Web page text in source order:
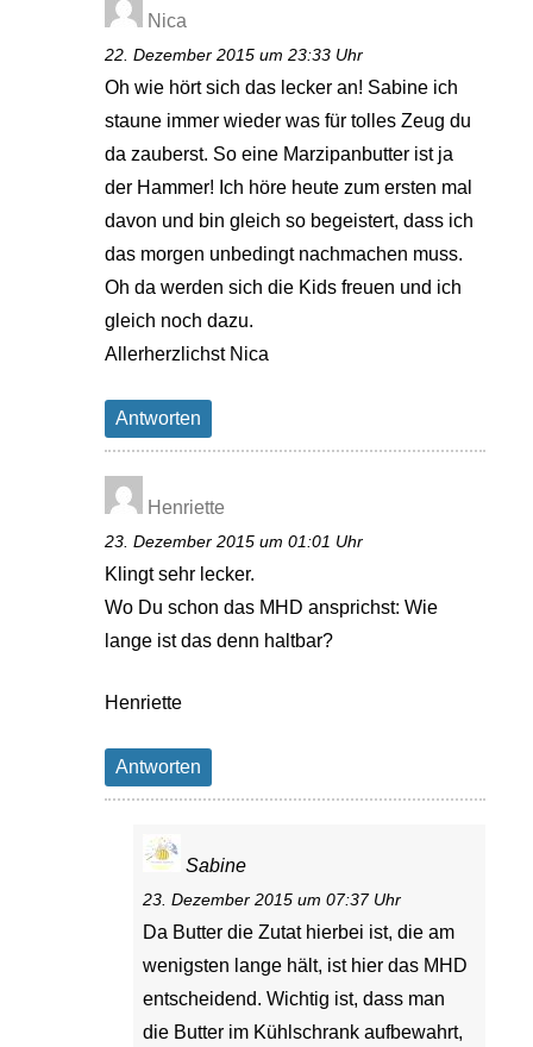
Nica
22. Dezember 2015 um 23:33 Uhr
Oh wie hört sich das lecker an! Sabine ich
staune immer wieder was für tolles Zeug du
da zauberst. So eine Marzipanbutter ist ja
der Hammer! Ich höre heute zum ersten mal
davon und bin gleich so begeistert, dass ich
das morgen unbedingt nachmachen muss.
Oh da werden sich die Kids freuen und ich
gleich noch dazu.
Allerherzlichst Nica
Antworten
Henriette
23. Dezember 2015 um 01:01 Uhr
Klingt sehr lecker.
Wo Du schon das MHD ansprichst: Wie
lange ist das denn haltbar?
Henriette
Antworten
Sabine
23. Dezember 2015 um 07:37 Uhr
Da Butter die Zutat hierbei ist, die am
wenigsten lange hält, ist hier das MHD
entscheidend. Wichtig ist, dass man
die Butter im Kühlschrank aufbewahrt,